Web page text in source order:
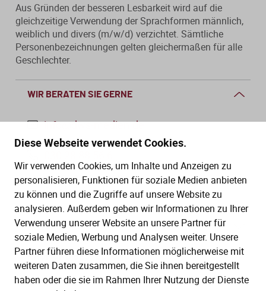
Diese Webseite verwendet Cookies.
Wir verwenden Cookies, um Inhalte und Anzeigen zu
personalisieren, Funktionen für soziale Medien anbieten
zu können und die Zugriffe auf unsere Website zu
analysieren. Außerdem geben wir Informationen zu Ihrer
Verwendung unserer Website an unsere Partner für
soziale Medien, Werbung und Analysen weiter. Unsere
Partner führen diese Informationen möglicherweise mit
weiteren Daten zusammen, die Sie ihnen bereitgestellt
haben oder die sie im Rahmen Ihrer Nutzung der Dienste
WIR BERATEN SIE GERNE
info@dws-medien.de
Mo.–Do. 08:00–16:00 Uhr
Fr. 08:00–13:30 Uhr
SERVICE
Hilfe (FAQ)
Gesetze
KAUF UND BESTELLUNG
Versand und Lieferung
Aus Gründen der besseren Lesbarkeit wird auf die
gleichzeitige Verwendung der Sprachformen männlich,
weiblich und divers (m/w/d) verzichtet. Sämtliche
Personenbezeichnungen gelten gleichermaßen für alle
Geschlechter.